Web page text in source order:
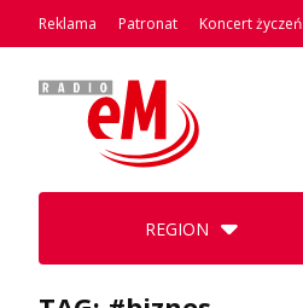
Reklama Patronat Koncert życzeń
REGION